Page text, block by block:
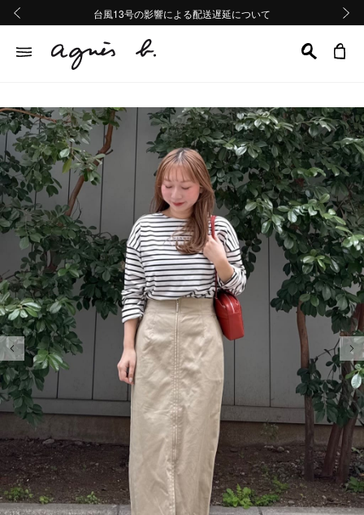
熊本地域地震の影響による配送遅延について
Summer Sale 2buy10%OFF!!
台風13号の影響による配送遅延について
熊本地域地震の影響による配送遅延について
Summer Sale 2buy10%OFF!!
前の画像